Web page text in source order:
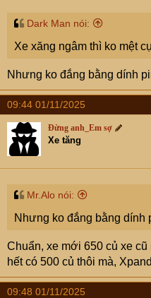
t
r
Dark Man nói:
Xe xăng ngâm thì ko mệt
Nhưng ko đắng bằng dính
09:44 01/11/2025
Đừng anh_Em sợ
Xe tăng
Mr.Alo nói:
Nhưng ko đắng bằng dính
Chuẩn, xe mới 650 củ xe
hết có 500 củ thôi mà,
09:48 01/11/2025